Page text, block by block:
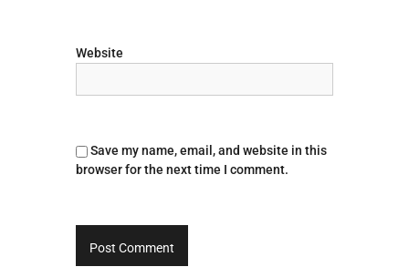
Website
Save my name, email, and website in this
browser for the next time I comment.